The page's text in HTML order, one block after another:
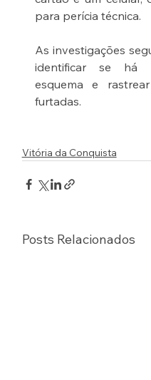
para perícia técnica.
As investigações
identificar se há
esquema e
furtadas.
Vitória da Conquista
Posts Relacionados